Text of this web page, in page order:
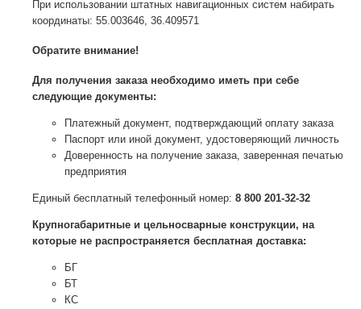
При использовании штатных навигационных систем набирать
координаты: 55.003646, 36.409571
Обратите внимание!
Для получения заказа необходимо иметь при себе
следующие документы:
Платежный документ, подтверждающий оплату заказа
Паспорт или иной документ, удостоверяющий личность
Доверенность на получение заказа, заверенная печатью
предприятия
Единый бесплатный телефонный номер: 8 800 201-32-32
Крупногабаритные и цельносварные конструкции, на
которые не распространяется бесплатная доставка:
БГ
БТ
КС